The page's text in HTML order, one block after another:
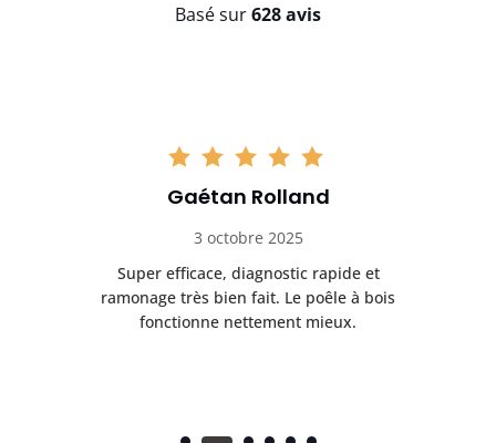
Basé sur628 avis
Gaétan Rolland
3 octobre 2025
Super efficace, diagnostic rapide et
ramonage très bien fait. Le poêle à bois
fonctionne nettement mieux.